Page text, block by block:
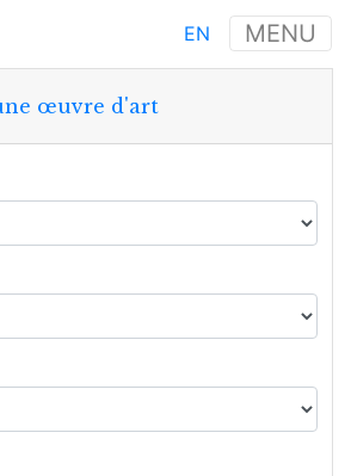
MENU
EN
œuvre d'art